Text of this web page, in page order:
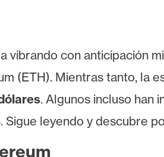
vibrando con anticipación
(ETH). Mientras tanto, la
. Algunos incluso han
leyendo y descubre